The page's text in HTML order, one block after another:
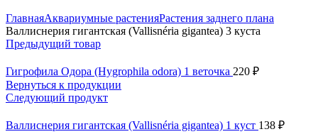
ГлавнаяАквариумные растенияРастения заднего плана
Валлиснерия гигантская (Vallisnéria gigantea) 3 куста
Предыдущий товар
Гигрофила Одора (Hygrophila odora) 1 веточка 220 ₽
Вернуться к продукции
Следующий продукт
Валлиснерия гигантская (Vallisnéria gigantea) 1 куст 138 ₽